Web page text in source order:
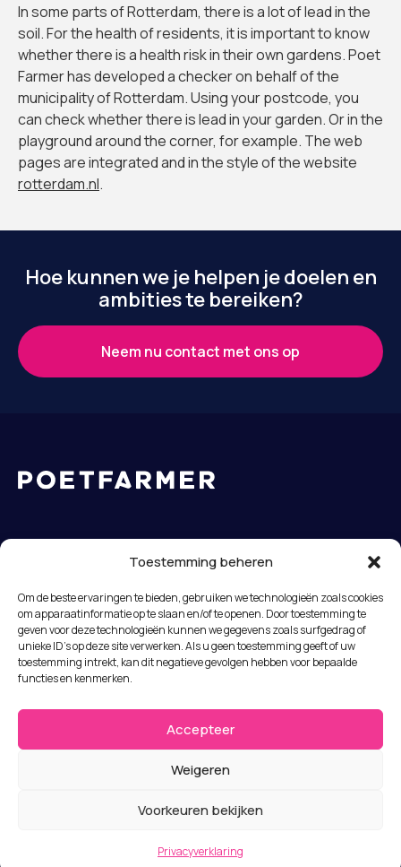
Toestemming beheren
Om de beste ervaringen te bieden, gebruiken we technologieën zoals cookies
om apparaatinformatie op te slaan en/of te openen. Door toestemming te
geven voor deze technologieën kunnen we gegevens zoals surfgedrag of
unieke ID's op deze site verwerken. Als u geen toestemming geeft of uw
toestemming intrekt, kan dit negatieve gevolgen hebben voor bepaalde
functies en kenmerken.
Accepteer
Weigeren
Voorkeuren bekijken
Privacyverklaring
In some parts of Rotterdam, there is a lot of lead in the
soil. For the health of residents, it is important to know
whether there is a health risk in their own gardens. Poet
Farmer has developed a checker on behalf of the
municipality of Rotterdam. Using your postcode, you
can check whether there is lead in your garden. Or in the
playground around the corner, for example. The web
pages are integrated and in the style of the website
rotterdam.nl.
Hoe kunnen we je helpen je doelen en
ambities te bereiken?
Neem nu contact met ons op
hello@poetfarmer.com
Het Industriegebouw
Goudsesingel 136
3011 KD Rotterdam
Nederland
Poetfarmer is a proud member of
LinkedIn
Bluesky